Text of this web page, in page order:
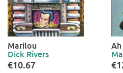
Marilou
Dick Rivers
€10.67